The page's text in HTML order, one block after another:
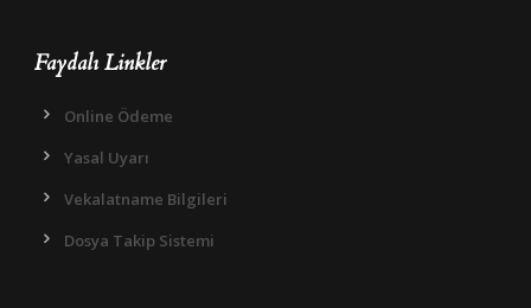
Faydalı Linkler
Online Ödeme
Yasal Uyarı
Vekalatname Bilgileri
Dosya Takip Sistemi